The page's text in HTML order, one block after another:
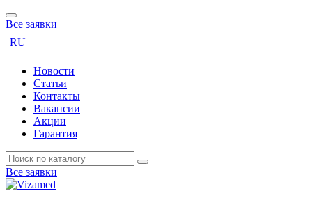
Все заявки
RU
Новости
Статьи
Контакты
Вакансии
Акции
Гарантия
Все заявки